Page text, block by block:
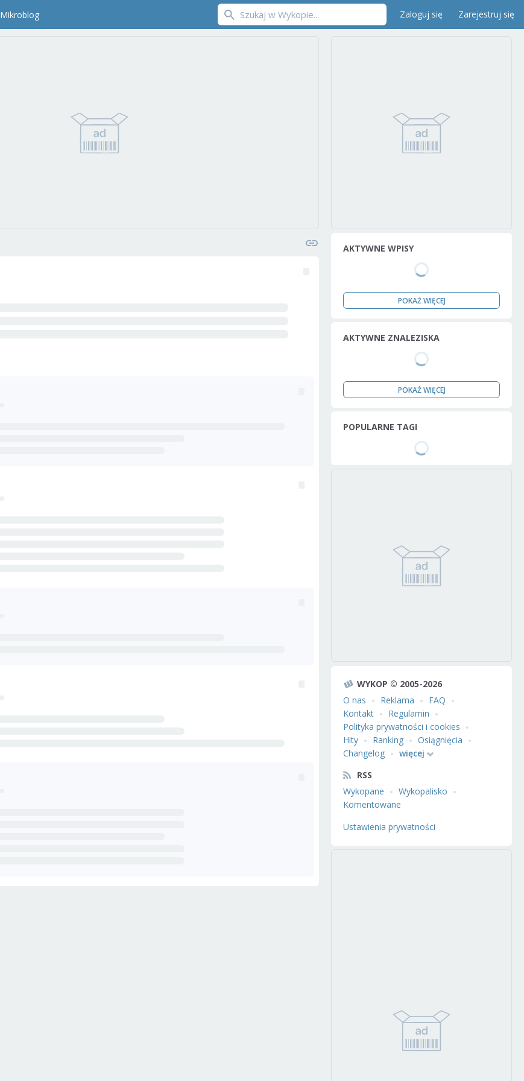
Mikroblog Zaloguj się Zarejestruj się
AKTYWNE WPISY
POKAŻ WIĘCEJ
AKTYWNE ZNALEZISKA
POKAŻ WIĘCEJ
POPULARNE TAGI
WYKOP © 2005-2026
O nas
Reklama
FAQ
Kontakt
Regulamin
Polityka prywatności i cookies
Hity
Ranking
Osiągnięcia
Changelog
więcej
RSS
Wykopane
Wykopalisko
Komentowane
Ustawienia prywatności